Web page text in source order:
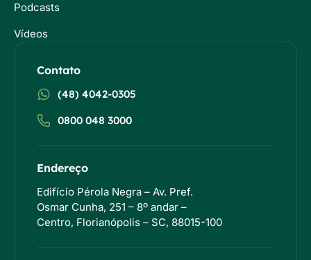
Podcasts
Vídeos
Contato
(48) 4042-0305
0800 048 3000
Endereço
Edifício Pérola Negra – Av. Pref.
Osmar Cunha, 251 – 8º andar –
Centro, Florianópolis – SC, 88015-100